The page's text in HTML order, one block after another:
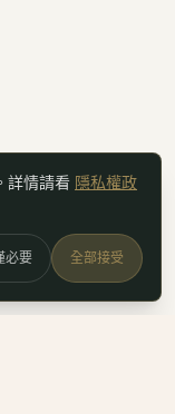
詳情請看 隱私權政
必要 全部接受